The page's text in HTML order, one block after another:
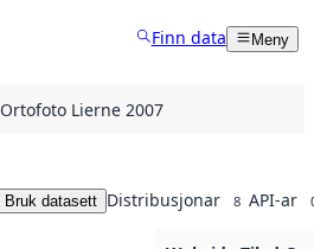
Finn data Meny
Ortofoto Lierne 2007
Bruk datasett Distribusjonar 8 API-ar